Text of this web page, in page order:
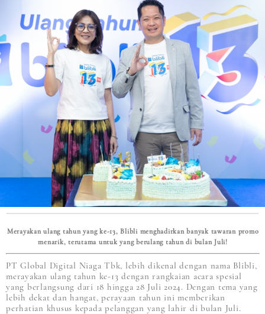
Merayakan ulang tahun yang ke-13, Blibli menghadirkan banyak tawaran promo
menarik, terutama untuk yang berulang tahun di bulan Juli!
PT Global Digital Niaga Tbk, lebih dikenal dengan nama Blibli,
merayakan ulang tahun ke-13 dengan rangkaian acara spesial
yang berlangsung dari 18 hingga 28 Juli 2024. Dengan tema yang
lebih dekat dan hangat, perayaan tahun ini memberikan
perhatian khusus kepada pelanggan yang lahir di bulan Juli.